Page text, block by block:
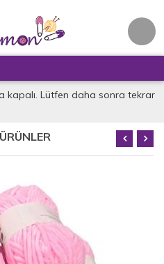
kapalı. Lütfen daha sonra tekrar